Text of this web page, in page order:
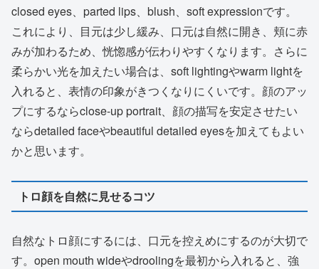
closed eyes、parted lips、blush、soft expressionです。
これにより、目元は少し緩み、口元は自然に開き、頬に赤
みが加わるため、恍惚感が伝わりやすくなります。さらに
柔らかい光を加えたい場合は、soft lightingやwarm lightを
入れると、表情の印象がきつくなりにくいです。顔のアッ
プにするならclose-up portrait、顔の描写を安定させたい
ならdetailed faceやbeautiful detailed eyesを加えてもよい
かと思います。
トロ顔を自然に見せるコツ
自然なトロ顔にするには、口元を控えめにするのが大切で
す。open mouth wideやdroolingを最初から入れると、強